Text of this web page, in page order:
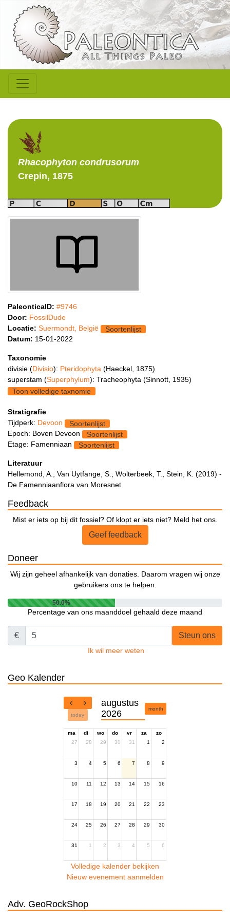
Rhacophyton condrusorum
Crepin, 1875
PaleonticaID: #9746
Door: FossilDude
Locatie: Suermondt, België
Soortenlijst
Datum: 15-01-2022
Taxonomie
divisie (Divisio): Pteridophyta (Haeckel, 1875)
superstam (Superphylum): Tracheophyta (Sinnott, 1935)
Toon volledige taxnomie
Stratigrafie
Tijdperk: Devoon
Soortenlijst
Epoch: Boven Devoon
Soortenlijst
Etage: Famenniaan
Soortenlijst
Literatuur
Hellemond, A., Van Uytfange, S., Wolterbeek, T., Stein, K. (2019) -
De Famenniaanflora van Moresnet
Feedback
Mist er iets op bij dit fossiel? Of klopt er iets niet? Meld het ons.
Geef feedback
Doneer
Wij zijn geheel afhankelijk van donaties. Daarom vragen wij onze
gebruikers ons te helpen.
50.0%
Percentage van ons maanddoel gehaald deze maand
€ Steun ons
Ik wil meer weten
Geo Kalender
today
augustus
2026
month
ma di wo do vr za
zo
27
28 29 30 31 1 2
3 4 5 6 7 8 9
10 11 12 13 14 15 16
17 18 19 20 21 22 23
24 25 26 27 28 29 30
31 1 2 3 4 5 6
Volledige kalender bekijken
Nieuw evenement aanmelden
Adv. GeoRockShop